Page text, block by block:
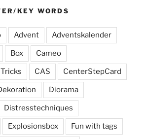
KEY WORDS
Advent Adventskalender
Box Cameo
CAS CenterStepCard
Diorama
Distresstechniques
Explosionsbox Fun with tags